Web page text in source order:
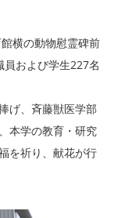
横の動物慰霊碑前
および学生227名
、 斉藤獣医学部
本学の教育・研究
を祈り、献花が行